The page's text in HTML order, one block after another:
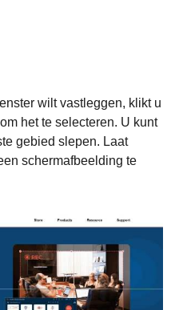
wilt vastleggen, klikt u
het te selecteren. U kunt
gebied slepen. Laat
schermafbeelding te